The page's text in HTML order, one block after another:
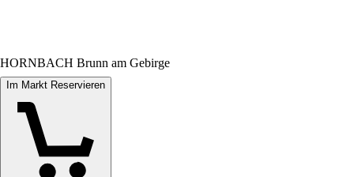
HORNBACH Brunn am Gebirge
Im Markt Reservieren